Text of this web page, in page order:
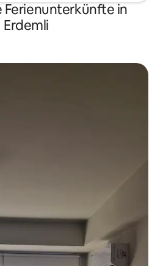
Ferienunterkünfte in
Erdemli